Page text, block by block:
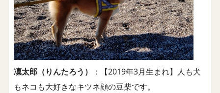
凜太郎（りんたろう）
：【2019年3月生まれ】人も犬
もネコも大好きなキツネ顔の豆柴です。